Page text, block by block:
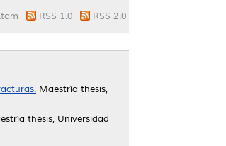
RSS 1.0 RSS 2.0
Maestría thesis,
thesis, Universidad